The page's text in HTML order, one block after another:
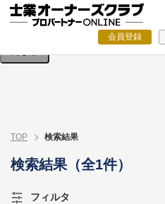
会員登録
検索条件を入力してください。
TOP 検索結果
検索結果（全1件）
フィルタ